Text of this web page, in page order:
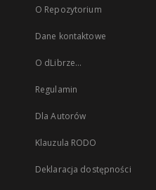
O Repozytorium
Dane kontaktowe
O dLibrze...
Regulamin
Dla Autorów
Klauzula RODO
Deklaracja dostępności